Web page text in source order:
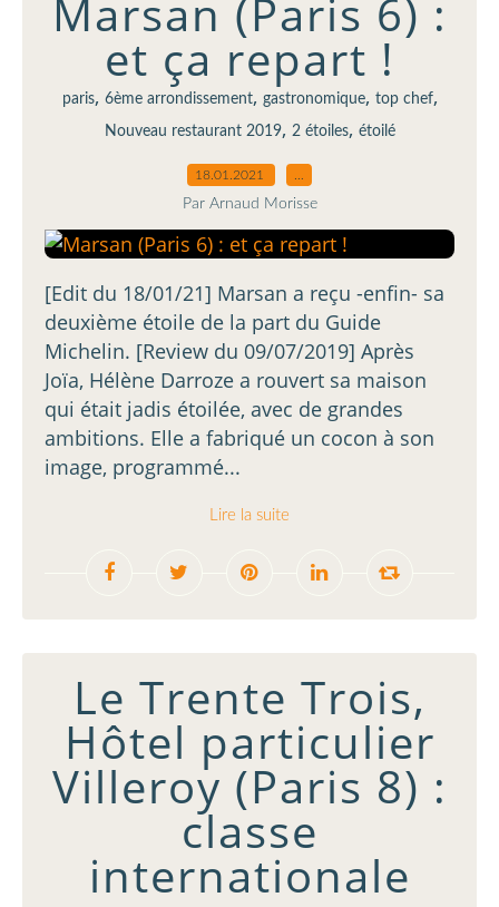
Marsan (Paris 6) :
et ça repart !
paris, 6ème arrondissement, gastronomique, top chef,
Nouveau restaurant 2019, 2 étoiles, étoilé
18.01.2021
Par Arnaud Morisse
[Edit du 18/01/21] Marsan a reçu -enfin- sa
deuxième étoile de la part du Guide
Michelin. [Review du 09/07/2019] Après
Joïa, Hélène Darroze a rouvert sa maison
qui était jadis étoilée, avec de grandes
ambitions. Elle a fabriqué un cocon à son
image, programmé...
Lire la suite
Le Trente Trois,
Hôtel particulier
Villeroy (Paris 8) :
classe
internationale